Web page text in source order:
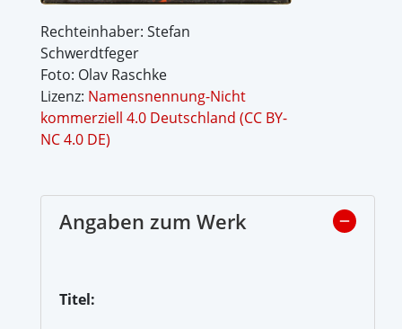
Rechteinhaber: Stefan
Schwerdtfeger
Foto: Olav Raschke
Lizenz: Namensnennung-Nicht
kommerziell 4.0 Deutschland (CC BY-
NC 4.0 DE)
Angaben zum Werk
Titel: